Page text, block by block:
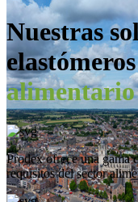
Nuestras
alimentario
Prodex ofrece una gama
requisitos del sector